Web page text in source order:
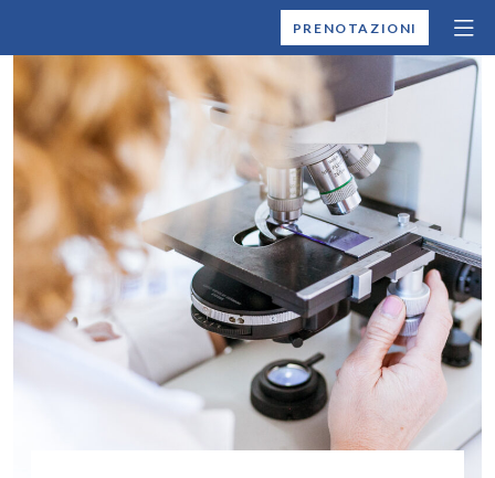
MONTALLEGROPRENOTAZIONI